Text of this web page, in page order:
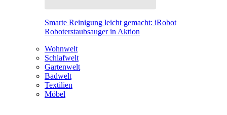
Smarte Reinigung leicht gemacht: iRobot
Roboterstaubsauger in Aktion
Wohnwelt
Schlafwelt
Gartenwelt
Badwelt
Textilien
Möbel